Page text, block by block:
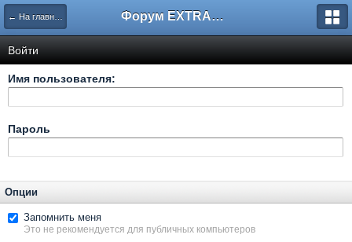
← На главную Форум EXTRACTOR.ru
Войти
Имя пользователя:
Пароль
Опции
Запомнить меня
Это не рекомендуется для публичных компьютеров